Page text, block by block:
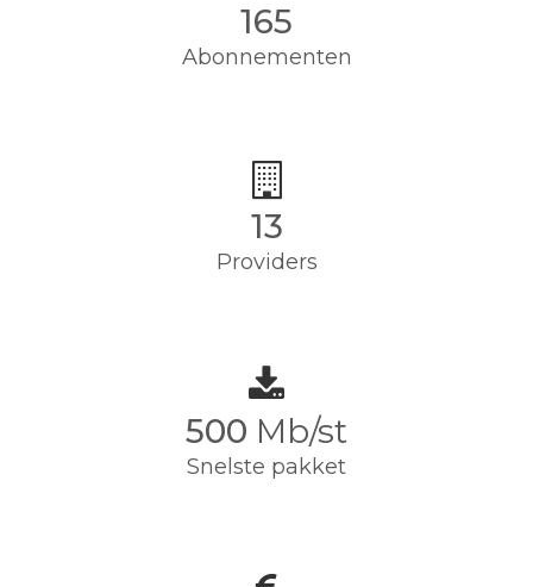
165
Abonnementen
13
Providers
500 Mb/st
Snelste pakket